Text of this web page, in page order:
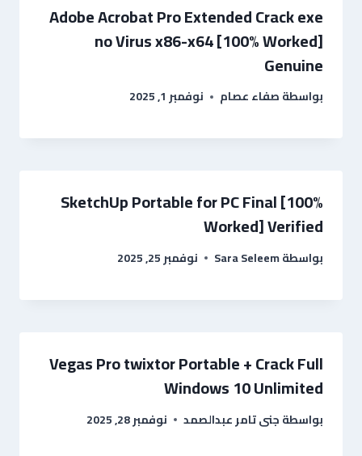
Adobe Acrobat Pro Extended Crack exe
no Virus x86-x64 [100% Worked]
Genuine
بواسطةصفاء عصام نوفمبر 1, 2025
SketchUp Portable for PC Final [100%
Worked] Verified
بواسطةSara Seleem نوفمبر 25, 2025
Vegas Pro twixtor Portable + Crack Full
Windows 10 Unlimited
بواسطةجنى تامر عبدالصمد نوفمبر 28, 2025